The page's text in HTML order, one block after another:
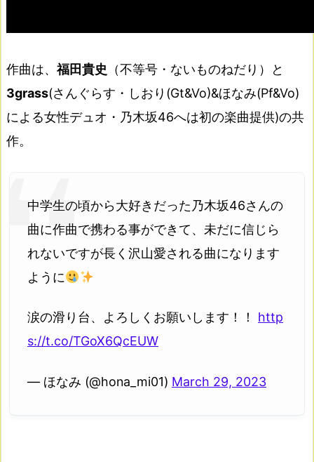
作曲は、 福田貴史 （不等号・ないものねだり）と
3grass(さんぐらす・しおり(Gt&Vo)&ほなみ(Pf&Vo)
による女性デュオ・乃木坂46へは初の楽曲提供)の共
作。
中学生の頃から大好きだった乃木坂46さんの
曲に作曲で携わる事ができて、未だに信じら
れないですが長く沢山愛される曲になります
ように
涙の滑り台、よろしくお願いします！！ http
s://t.co/TGoX6QcEUW
— ほなみ (@hona_mi01) March 29, 2023